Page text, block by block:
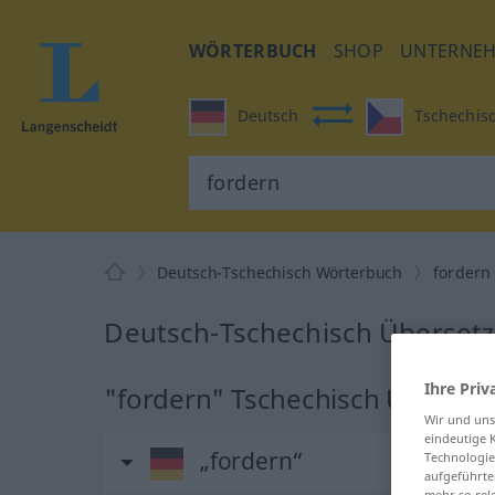
WÖRTERBUCH SHOP
Deutsch
Deutsch-Tschechisch Wörterbuch fordern
Deutsch-Tschechisch
"fordern" Tschechisch
„fordern“
Ihre
Wir und
eindeutige